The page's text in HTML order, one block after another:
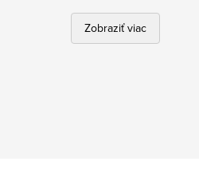
Zobraziť viac